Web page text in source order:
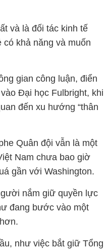
và là đối tác kinh tế
khả năng và muốn
gian công luận, điển
Đại học Fulbright, khi
đến xu hướng “thân
Quân đội vẫn là một
Nam chưa bao giờ
gần với Washington.
nắm giữ quyền lực
đang bước vào một
như việc bắt giữ Tổng